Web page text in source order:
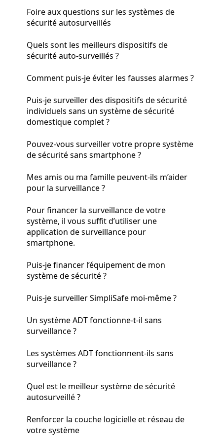
Foire aux questions sur les systèmes de
sécurité autosurveillés
Quels sont les meilleurs dispositifs de
sécurité auto-surveillés ?
Comment puis-je éviter les fausses alarmes ?
Puis-je surveiller des dispositifs de sécurité
individuels sans un système de sécurité
domestique complet ?
Pouvez-vous surveiller votre propre système
de sécurité sans smartphone ?
Mes amis ou ma famille peuvent-ils m’aider
pour la surveillance ?
Pour financer la surveillance de votre
système, il vous suffit d’utiliser une
application de surveillance pour
smartphone.
Puis-je financer l’équipement de mon
système de sécurité ?
Puis-je surveiller SimpliSafe moi-même ?
Un système ADT fonctionne-t-il sans
surveillance ?
Les systèmes ADT fonctionnent-ils sans
surveillance ?
Quel est le meilleur système de sécurité
autosurveillé ?
Renforcer la couche logicielle et réseau de
votre système